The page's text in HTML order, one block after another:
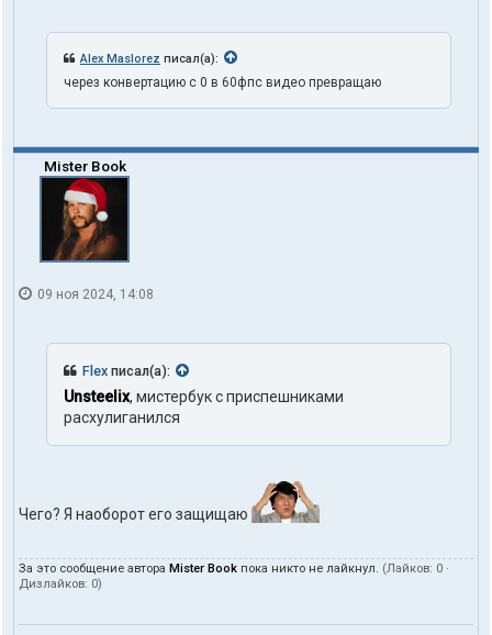
Alex Maslorez писал(а):
через конвертацию с 0 в 60фпс видео превращаю
Mister Book
09 ноя 2024, 14:08
Flex писал(а):
Unsteelix, мистербук с приспешниками
расхулиганился
Чего? Я наоборот его защищаю
За это сообщение автора Mister Book пока никто не лайкнул. (Лайков: 0 ·
Дизлайков: 0)